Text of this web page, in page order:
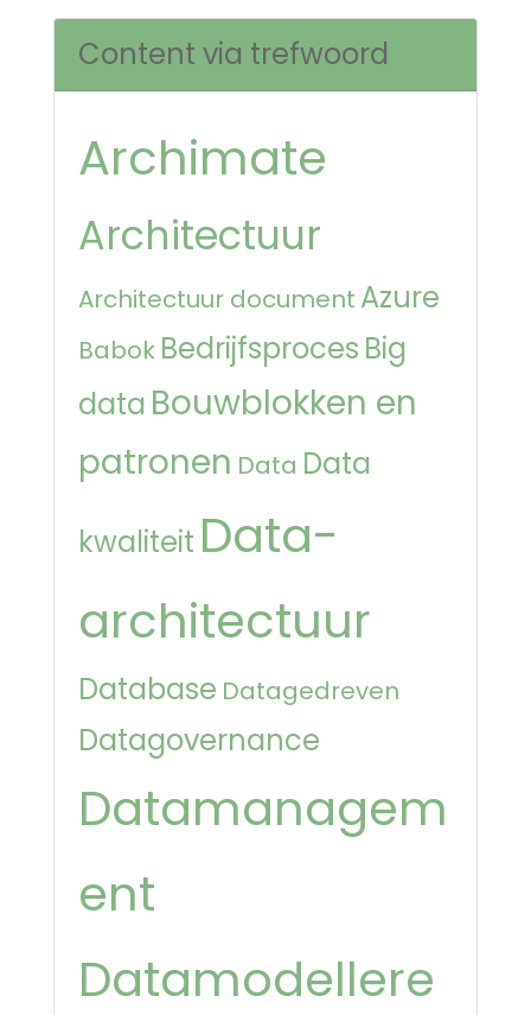
Content via trefwoord
Archimate
Architectuur
Architectuur document Azure
Babok Bedrijfsproces Big
data Bouwblokken en
patronen Data Data
kwaliteit Data-
architectuur
Database Datagedreven
Datagovernance
Datamanagem
ent
Datamodellere